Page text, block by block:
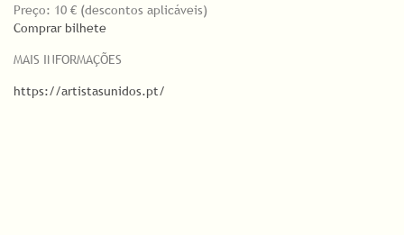
Preço: 10 € (descontos aplicáveis)
Comprar bilhete
MAIS INFORMAÇÕES
https://artistasunidos.pt/